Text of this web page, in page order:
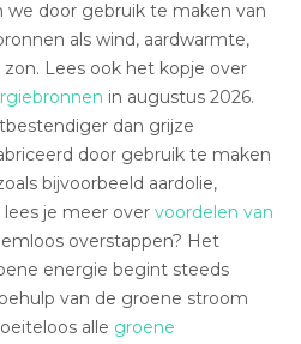
door gebruik te maken van
als wind, aardwarmte,
Lees ook het kopje over
in augustus 2026.
dan grijze
door gebruik te maken
bijvoorbeeld aardolie,
je meer over voordelen van
overstappen? Het
energie begint steeds
van de groene stroom
alle groene